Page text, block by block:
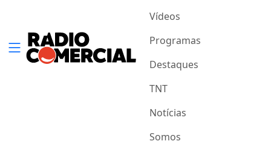
Vídeos
Programas
Destaques
TNT
Notícias
Somos